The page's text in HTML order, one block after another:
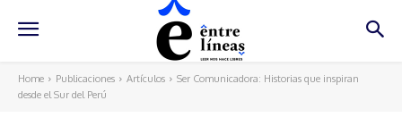
Home Publicaciones Artículos
Ser Comunicadora: Historias que inspiran
desde el Sur del Perú